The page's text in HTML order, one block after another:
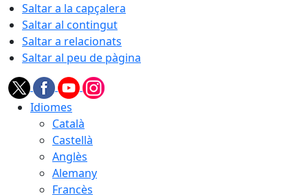
Saltar a la capçalera
Saltar al contingut
Saltar a relacionats
Saltar al peu de pàgina
Idiomes
Català
Castellà
Anglès
Alemany
Francès